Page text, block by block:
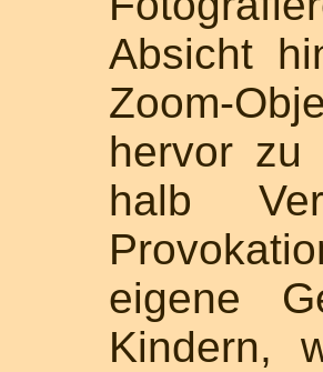
Absicht
Zoom-
hervor zu
halb
eigene
Kindern,